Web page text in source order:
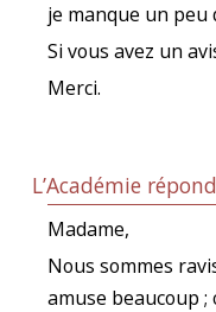
je manque un peu
Si vous avez un
Merci.
L’Académie
Madame,
Nous sommes
amuse beaucoup ;